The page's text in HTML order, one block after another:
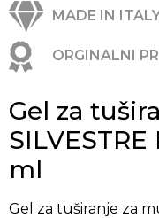
MADE IN
ORGINALNI
Gel za
ml
Gel za tuširanje za